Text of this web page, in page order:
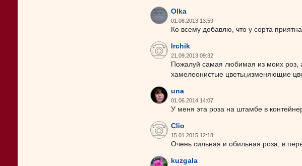
Olka
01.08.2013 13:59
Ко всему добавлю, что у сорта
Irchik
21.09.2013 09:32
Пожалуй самая любимая из моих роз,
хамелеонистые цветы,изменяющие
una
01.06.2014 14:07
У меня эта роза на штамбе в
Clio
15.01.2015 12:18
Очень сильная и обильная роза, в
kuzgala